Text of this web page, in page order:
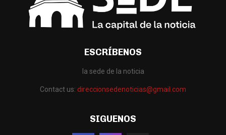
ESCRÍBENOS
la sede de la noticia
Contact us: direccionsedenoticias@gmail.com
SIGUENOS